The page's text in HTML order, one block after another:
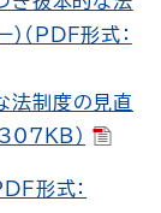
（PDF形式：
法制度の見直
307KB）
形式：